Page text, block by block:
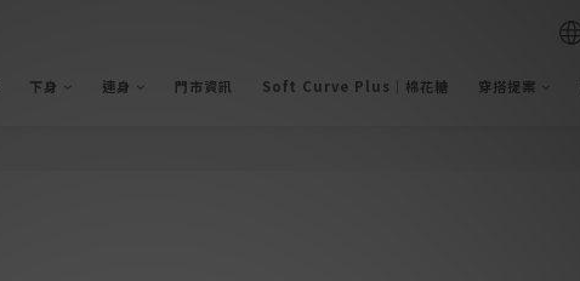
下身 連身 門市資訊 Soft Curve Plus｜棉花糖 穿搭提案